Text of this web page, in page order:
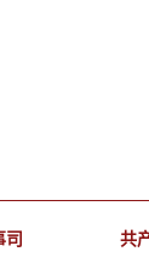
司
共